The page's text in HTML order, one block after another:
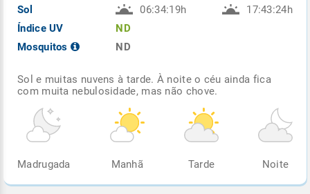
Sol
Índice UV
Mosquitos
06:34:19h
ND
ND
17:43:24h
Sol e muitas nuvens à tarde. À noite o céu ainda fica
com muita nebulosidade, mas não chove.
Madrugada Manhã Tarde Noite